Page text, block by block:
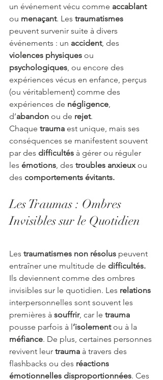
un événement vécu comme accablant
ou menaçant. Les traumatismes
peuvent survenir suite à divers
événements : un accident, des
violences physiques ou
psychologiques, ou encore des
expériences vécus en enfance, perçus
(ou véritablement) comme des
expériences de négligence,
d’abandon ou de rejet.
Chaque trauma est unique, mais ses
conséquences se manifestent souvent
par des difficultés à gérer ou réguler
les émotions, des troubles anxieux ou
des comportements évitants.
Les Traumas : Ombres
Invisibles sur le Quotidien
Les traumatismes non résolus peuvent
entraîner une multitude de difficultés.
Ils deviennent comme des ombres
invisibles sur le quotidien. Les relations
interpersonnelles sont souvent les
premières à souffrir, car le trauma
pousse parfois à l ’isolement ou à la
méfiance. De plus, certaines personnes
revivent leur trauma à travers des
flashbacks ou des réactions
émotionnelles disproportionnées. Ces